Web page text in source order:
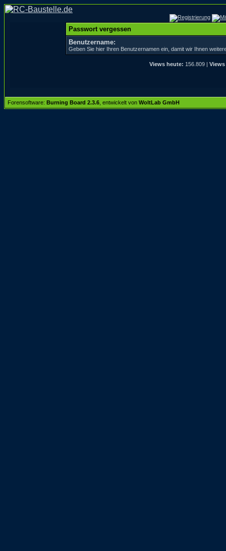
Passwort vergessen
Benutzername:
Geben Sie hier Ihren Benutzernamen ein, damit wir Ihnen
Views heute: 156.809 |
Forensoftware: Burning Board 2.3.6 , entwickelt von WoltLab GmbH